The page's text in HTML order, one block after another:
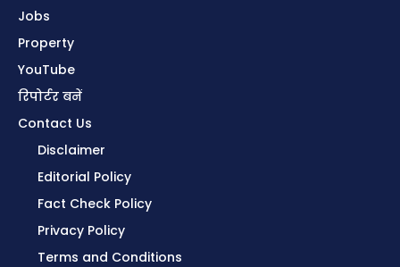
Jobs
Property
YouTube
रिपोर्टर बनें
Contact Us
Disclaimer
Editorial Policy
Fact Check Policy
Privacy Policy
Terms and Conditions